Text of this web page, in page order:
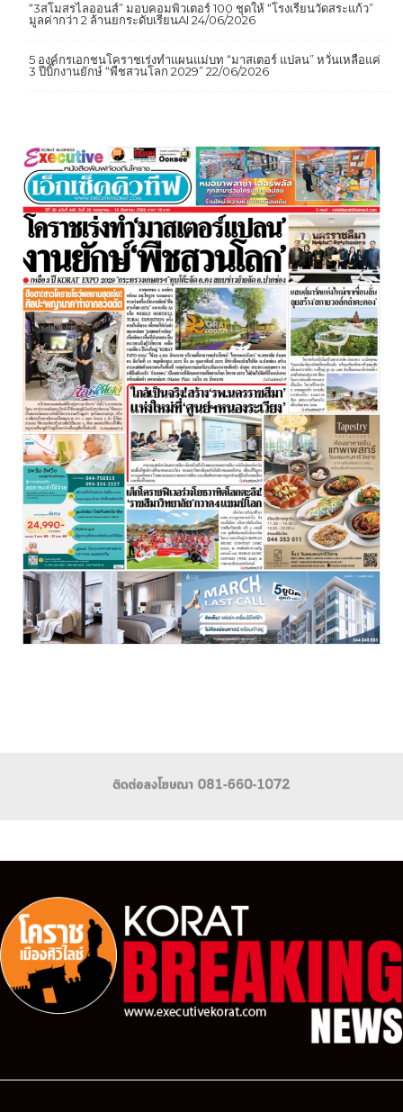
“3สโมสรไลออนส์” มอบคอมพิวเตอร์ 100 ชุดให้ “โรงเรียนวัดสระแก้ว”
มูลค่ากว่า 2 ล้านยกระดับเรียนAI 24/06/2026
5 องค์กรเอกชนโคราชเร่งทำแผนแม่บท “มาสเตอร์ แปลน” หวั่นเหลือแค่
3 ปีบิ๊กงานยักษ์ “พืชสวนโลก 2029” 22/06/2026